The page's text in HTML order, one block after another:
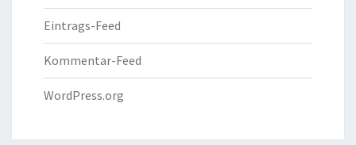
Eintrags-Feed
Kommentar-Feed
WordPress.org